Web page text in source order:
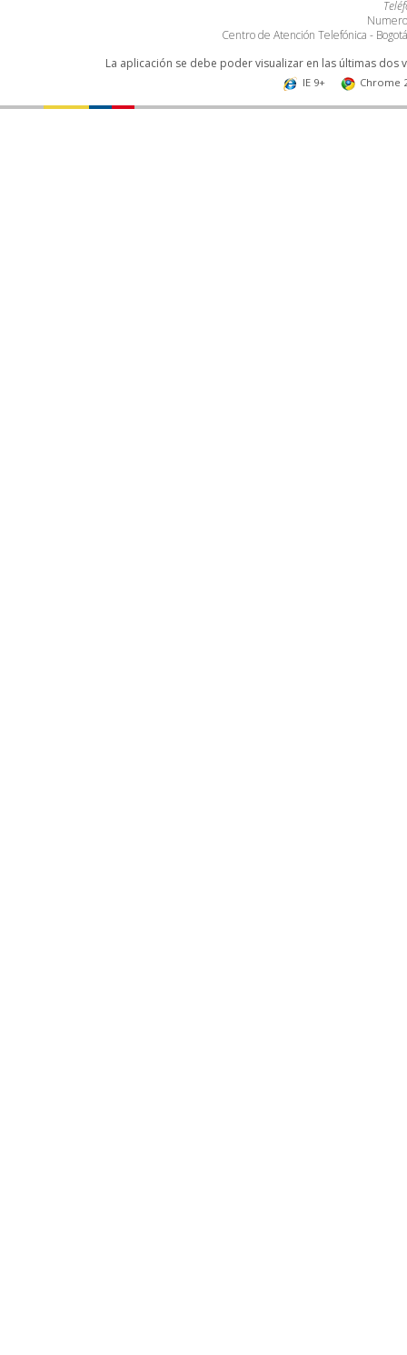
Centro de Atención Telefónica -
La aplicación se debe poder visualizar en las últimas
IE 9+ Chrome